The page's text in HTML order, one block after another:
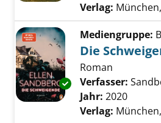
Verlag:
Exemplar-Details
Mediengruppe:
Die
Roman
Verfasser:
Jahr: 2020
Verlag: